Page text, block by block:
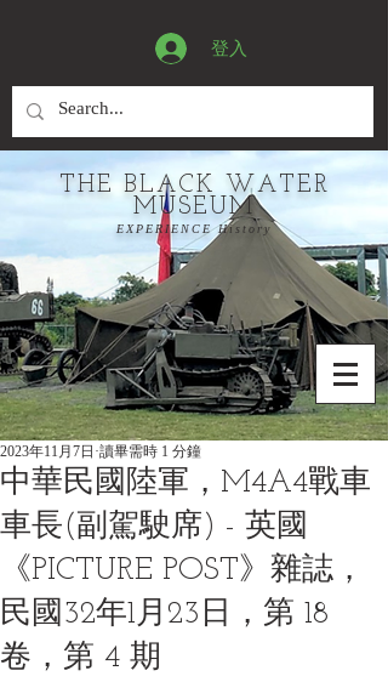
登入
THE BLACK WATER
MUSEUM
EXPERIENCE History
中華民國陸軍，M4A4戰車
車長(副駕駛席) - 英國
《PICTURE POST》雜誌，
民國32年1月23日，第 18
卷，第 4 期
2023年11月7日 讀畢需時 1 分鐘